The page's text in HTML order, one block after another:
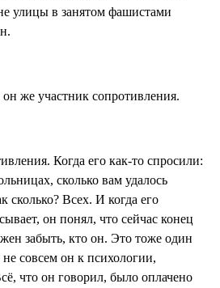
улицы в занятом фашистами
же участник сопротивления.
Когда его как-то спросили:
сколько вам удалось
сколько? Всех. И когда его
он понял, что сейчас конец
забыть, кто он. Это тоже один
совсем он к психологии,
что он говорил, было оплачено